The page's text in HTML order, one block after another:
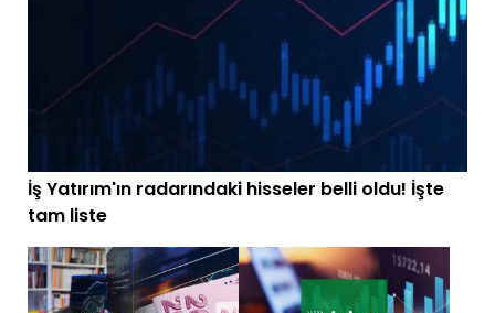
İş Yatırım'ın radarındaki hisseler belli oldu! İşte
tam liste